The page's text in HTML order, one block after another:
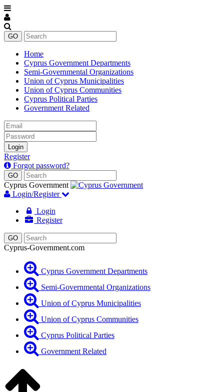
Home
Cyprus Government Departments
Semi-Governmental Organizations
Union of Cyprus Municipalities
Union of Cyprus Communities
Cyprus Political Parties
Government Related
Email
Password
Login
Register
Forgot password?
Cyprus Government
Login/Register
Login
Register
Cyprus-Government.com
Cyprus Government Departments
Semi-Governmental Organizations
Union of Cyprus Municipalities
Union of Cyprus Communities
Cyprus Political Parties
Government Related